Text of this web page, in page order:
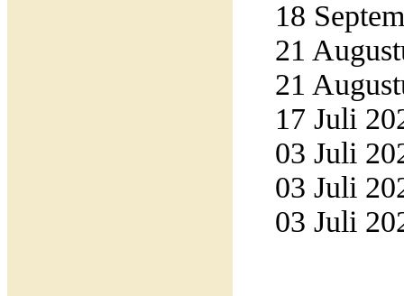
18
21
21
17 Juli
03 Juli
03 Juli
03 Juli